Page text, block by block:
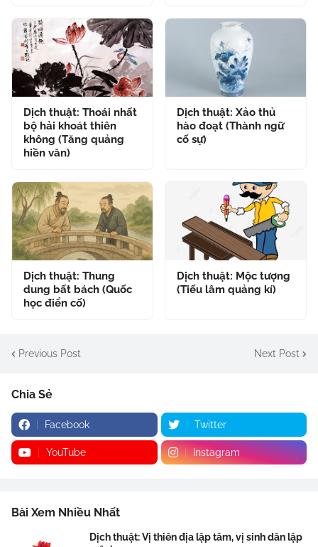
Dịch thuật: Thoái nhất
bộ hải khoát thiên
không (Tăng quảng
hiền văn)
Dịch thuật: Xảo thủ
hào đoạt (Thành ngữ
cố sự)
Dịch thuật: Thung
dung bất bách (Quốc
học điển cố)
Dịch thuật: Mộc tượng
(Tiếu lâm quảng kí)
Previous Post Next Post
Chia Sẻ
Facebook Twitter
YouTube Instagram
Bài Xem Nhiều Nhất
Dịch thuật: Vị thiên địa lập tâm, vị sinh dân lập